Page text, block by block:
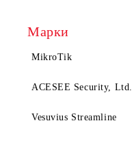
Марки
MikroTik
ACESEE Security, Ltd.
Vesuvius Streamline